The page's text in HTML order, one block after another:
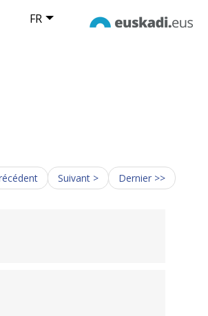
FR
Suivant > Dernier >>